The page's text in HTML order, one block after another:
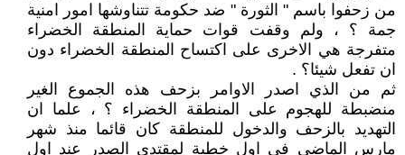
من زحفوا باسم " الثورة " ضد حكومة تتناوشها امور امنية
جمة ؟ ، ولم وقفت قوات حماية المنطقة الخضراء
متفرجة هي الاخرى على اكتساح المنطقة الخضراء دون
ان تفعل شيئا؟ .
ثم من الذي اصدر الاوامر بزحف هذه الجموع الغير
منضبطة للهجوم على المنطقة الخضراء ؟ ، علما ان
التهديد بالزحف والدخول للمنطقة كان قائما منذ شهر
مارس الماضي في اول خطبة لمقتدى الصدر عند اول